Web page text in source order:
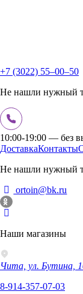
+7 (3022) 55‒00‒50
Не нашли нужный
10:00-19:00 — без
ДоставкаКонтакты
Не нашли нужный
ortoin@bk.ru
Наши магазины
Чита, ул. Бутина,
8-914-357-07-03